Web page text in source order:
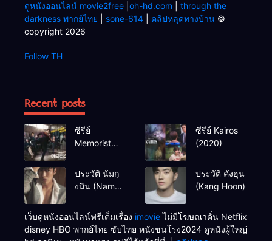
ดูหนังออนไลน์ movie2free oh-hd.com
through the
darkness พากย์ไทย
sone-614 คลิปหลุดทางบ้าน ©
copyright 2026
Follow TH
Recent posts
ซีรีย์
Memorist
ซีรีย์ Kairos
(2020)
ประวัติ นัมกุ
งมิน (Nam
Namgoong
Min)
ประวัติ คังฮุน
(Kang Hoon)
เว็บดูหนังออนไลน์ฟรีเต็มเรื่อง imovieไม่มีโฆษณาคั่น Netflix
disney HBO พากย์ไทย ซับไทย หนังชนโรง2024 ดูหนังผู้ใหญ่